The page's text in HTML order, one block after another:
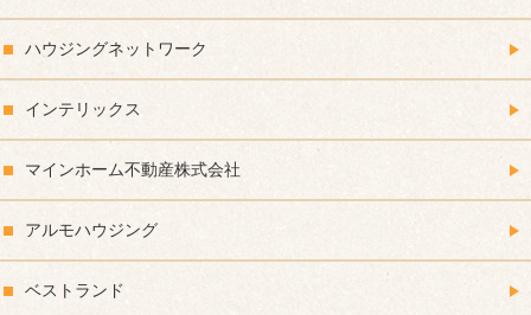
ハウジングネットワーク
インテリックス
マインホーム不動産株式会社
アルモハウジング
ベストランド